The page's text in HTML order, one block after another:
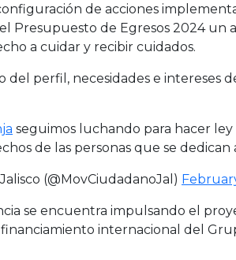
de acciones
Presupuesto de Egresos 2024 un
a cuidar y recibir cuidados.
del perfil, necesidades e intereses
seguimos luchando para hacer
de las personas que se dedican
(@MovCiudadanoJal)
se encuentra impulsando el
internacional del